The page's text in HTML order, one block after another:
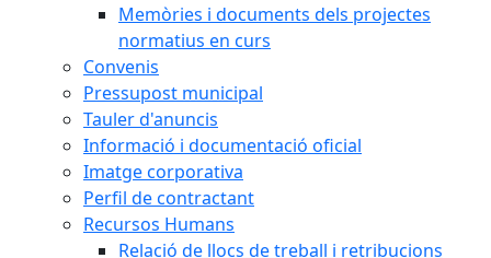
Memòries i documents dels projectes
normatius en curs
Convenis
Pressupost municipal
Tauler d'anuncis
Informació i documentació oficial
Imatge corporativa
Perfil de contractant
Recursos Humans
Relació de llocs de treball i retribucions